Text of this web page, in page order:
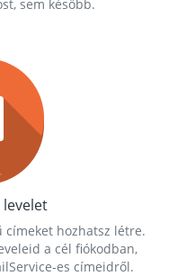
sem később.
levelet
címeket hozhatsz létre.
a cél fiókodban,
es címeidről.